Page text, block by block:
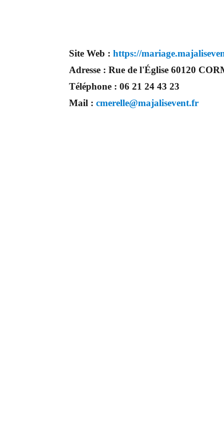
Site Web :https://
Adresse :Rue de l'Église 60120
Téléphone :06 21 24 43 23
Mail :cmerelle@majalisevent.fr